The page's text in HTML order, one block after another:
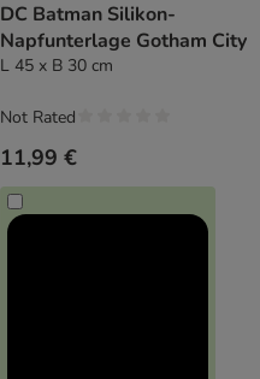
DC Batman Silikon-
Napfunterlage Gotham City
L 45 x B 30 cm
11,99 €
Not Rated